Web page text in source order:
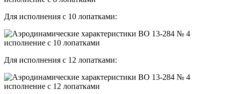
Для исполнения с 10 лопатками:
Для исполнения с 12 лопатками: